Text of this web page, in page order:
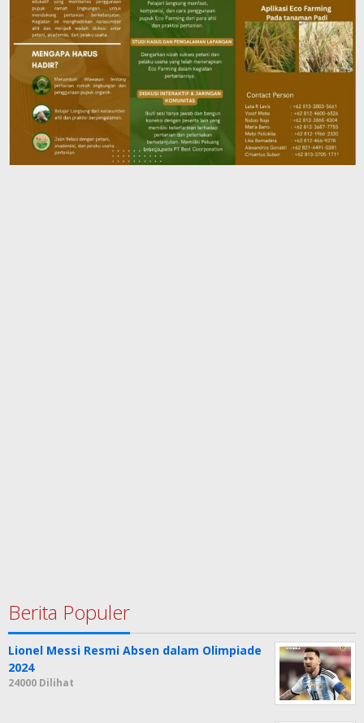
Berita Populer
Lionel Messi Resmi Absen dalam Olimpiade
2024
24000 Dilihat